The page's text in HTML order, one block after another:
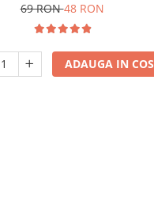
69 RON48 RON
ADAUGA IN COS